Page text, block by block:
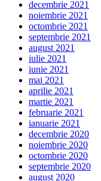
decembrie 2021
noiembrie 2021
octombrie 2021
septembrie 2021
august 2021
iulie 2021
iunie 2021
mai 2021
aprilie 2021
martie 2021
februarie 2021
ianuarie 2021
decembrie 2020
noiembrie 2020
octombrie 2020
septembrie 2020
august 2020